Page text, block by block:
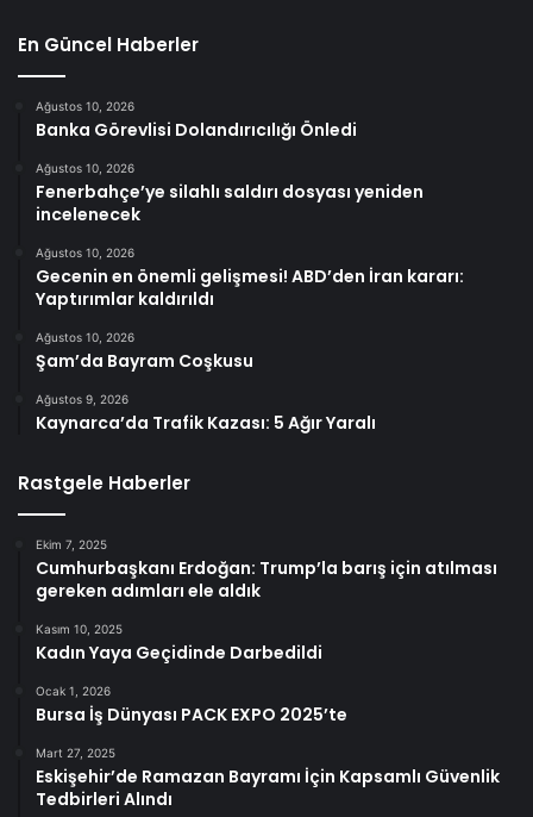
En Güncel Haberler
Ağustos 10, 2026
Banka Görevlisi Dolandırıcılığı Önledi
Ağustos 10, 2026
Fenerbahçe’ye silahlı saldırı dosyası yeniden
incelenecek
Ağustos 10, 2026
Gecenin en önemli gelişmesi! ABD’den İran kararı:
Yaptırımlar kaldırıldı
Ağustos 10, 2026
Şam’da Bayram Coşkusu
Ağustos 9, 2026
Kaynarca’da Trafik Kazası: 5 Ağır Yaralı
Rastgele Haberler
Ekim 7, 2025
Cumhurbaşkanı Erdoğan: Trump’la barış için atılması
gereken adımları ele aldık
Kasım 10, 2025
Kadın Yaya Geçidinde Darbedildi
Ocak 1, 2026
Bursa İş Dünyası PACK EXPO 2025’te
Mart 27, 2025
Eskişehir’de Ramazan Bayramı İçin Kapsamlı Güvenlik
Tedbirleri Alındı